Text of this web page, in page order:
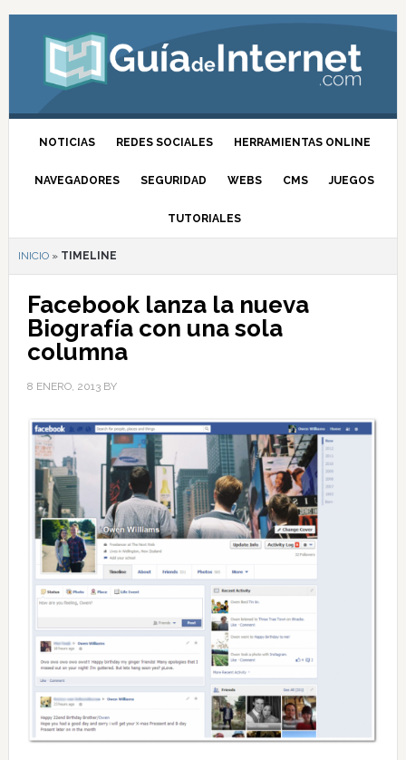
NOTICIAS REDES SOCIALES HERRAMIENTAS ONLINE
NAVEGADORES SEGURIDAD WEBS CMS JUEGOS
TUTORIALES
INICIO» TIMELINE
Facebook lanza la nueva
Biografía con una sola
columna
8 ENERO, 2013BY